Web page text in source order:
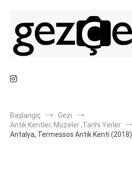
Başlangıç
Gezi
Antik Kentler, Müzeler ,Tarihi Yerler
Antalya, Termessos Antik Kenti (2018)